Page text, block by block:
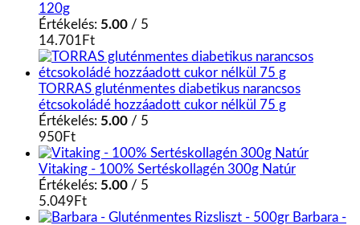
120g
Értékelés: 5.00 / 5
14.701 Ft
TORRAS gluténmentes diabetikus narancsos
étcsokoládé hozzáadott cukor nélkül 75 g
Értékelés: 5.00 / 5
950Ft
Vitaking - 100% Sertéskollagén 300g Natúr
Értékelés: 5.00 / 5
5.049 Ft
Barbara -